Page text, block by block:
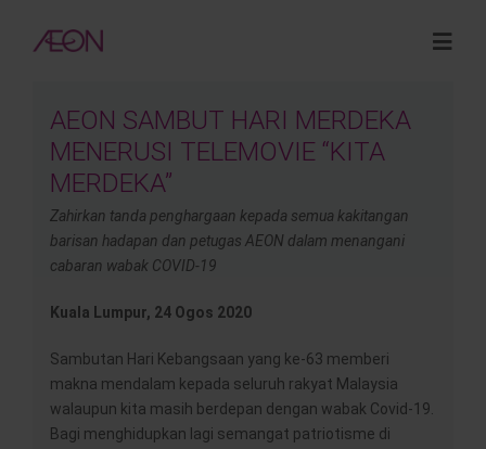
About
Investor Relations
Corporate Venture Capital
AEON SAMBUT HARI MERDEKA
MENERUSI TELEMOVIE “KITA
MERDEKA”
Zahirkan tanda penghargaan kepada semua kakitangan
barisan hadapan dan petugas AEON dalam menangani
cabaran wabak COVID-19
Kuala Lumpur, 24 Ogos 2020
Sambutan Hari Kebangsaan yang ke-63 memberi
makna mendalam kepada seluruh rakyat Malaysia
walaupun kita masih berdepan dengan wabak Covid-19.
Bagi menghidupkan lagi semangat patriotisme di